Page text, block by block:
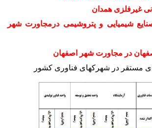
غیرفلزی همدان
شیمیایی و پتروشیمی درمجاورت شهر
در مجاورت شهر اصفهان
مستقر در شهرکهای فناوری کشور